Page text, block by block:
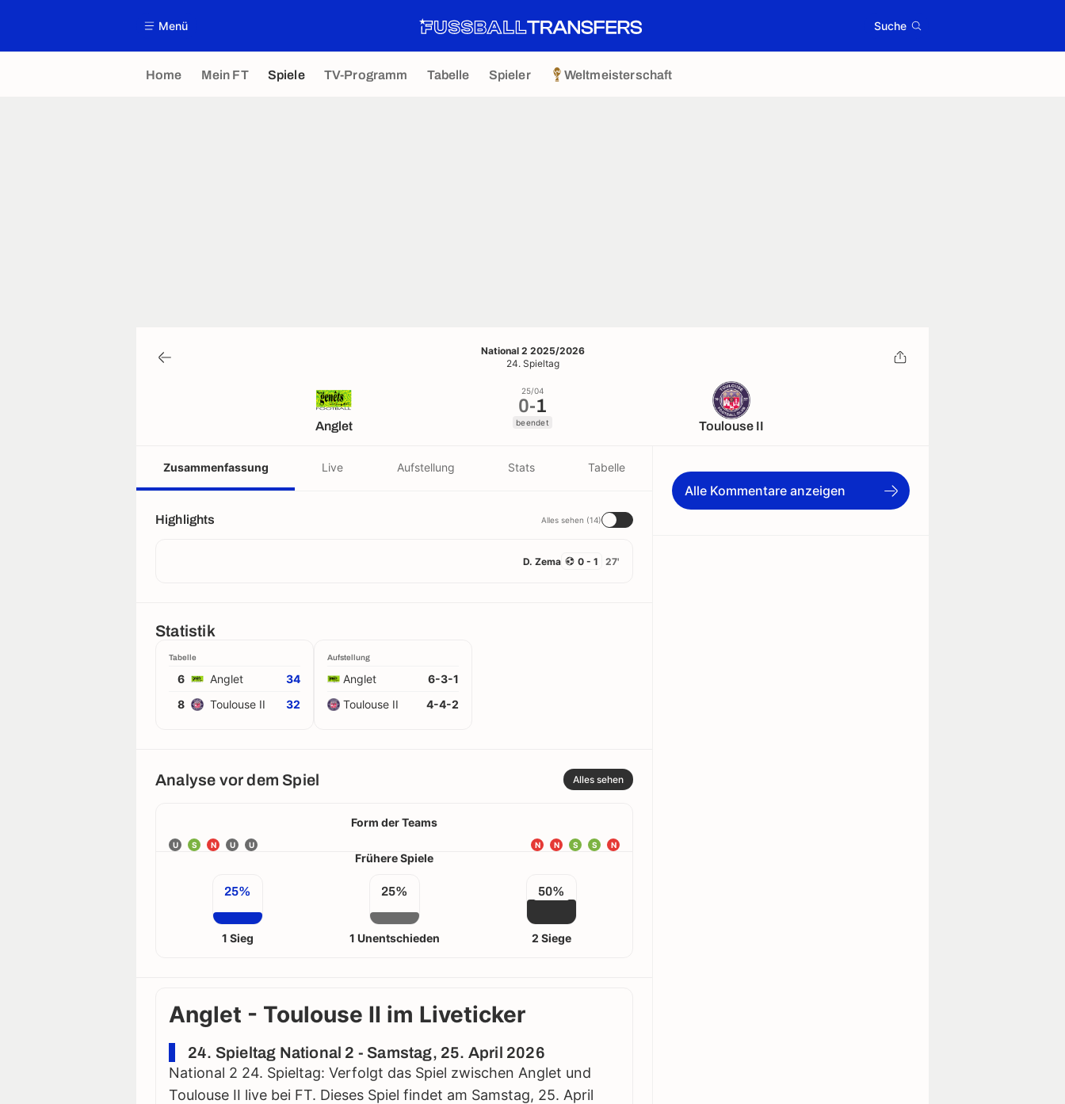
Menü Suche
Home Mein FT Spiele TV-Programm Tabelle Spieler Weltmeisterschaft
National 2 2025/2026
24. Spieltag
Anglet
25/04
0-1
beendet Toulouse II
Zusammenfassung Live Aufstellung Stats Tabelle
Highlights Alles sehen (14)
27'
0 - 1
D. Zema
Statistik
Tabelle
6 Anglet
34
8
Toulouse II 32
Aufstellung
Anglet
6-3-1
Toulouse II
4-4-2
Analyse vor dem Spiel Alles sehen
Form der Teams
U S N U U N
S
S
N
N
Frühere Spiele
25%
1 Sieg
25%
1 Unentschieden
50%
2 Siege
Anglet - Toulouse II im Liveticker
24. Spieltag National 2 - Samstag, 25. April 2026
National 2 24. Spieltag: Verfolgt das Spiel zwischen Anglet und
Toulouse II live bei FT. Dieses Spiel findet am Samstag, 25. April
Alle Kommentare anzeigen